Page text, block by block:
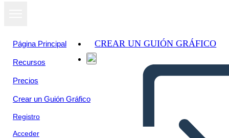
Página Principal
Recursos
Precios
Crear un Guión Gráfico
Registro
Acceder
CREAR UN GUIÓN GRÁFICO